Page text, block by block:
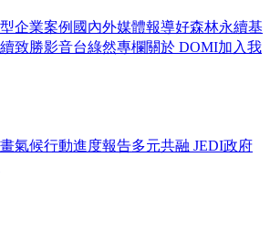
企業案例 國內外媒體報導好森林永續基
致勝影音台綠然專欄關於 DOMI加入我
氣候行動進度報告多元共融 JEDI政府